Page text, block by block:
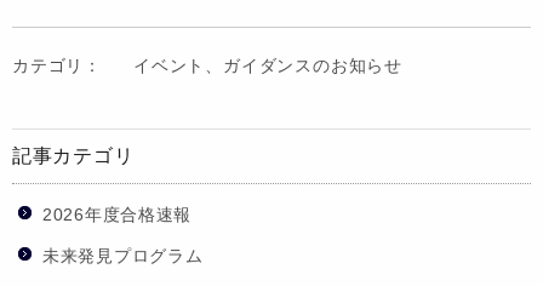
カテゴリ： イベント、ガイダンスのお知らせ
記事カテゴリ
2026年度合格速報
未来発見プログラム